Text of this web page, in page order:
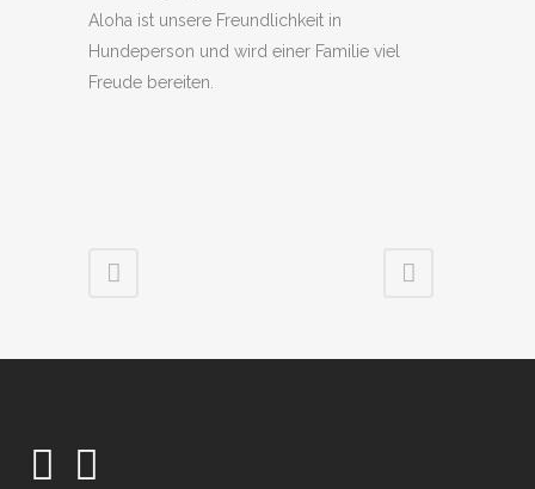
Aloha ist unsere Freundlichkeit in
Hundeperson und wird einer Familie viel
Freude bereiten.